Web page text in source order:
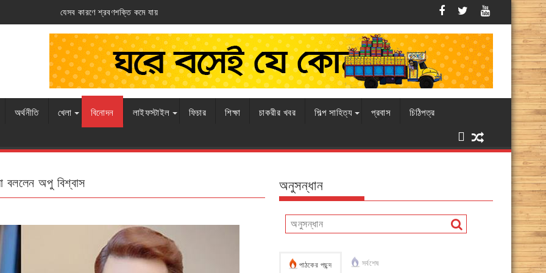
যায় এবারও চামড়ার বাজারে ধস, বিপাকে ব্যবসায়ীরা
অর্থনীতি খেলা বিনোদন লাইফস্টাইল ফিচার শিক্ষা চাকরীর খবর শিল্প সাহিত্য প্রবাস চিঠিপত্র
বললেন অপু বিশ্বাস অনুসন্ধান
পাঠকের পছন্দ সর্বশেষ